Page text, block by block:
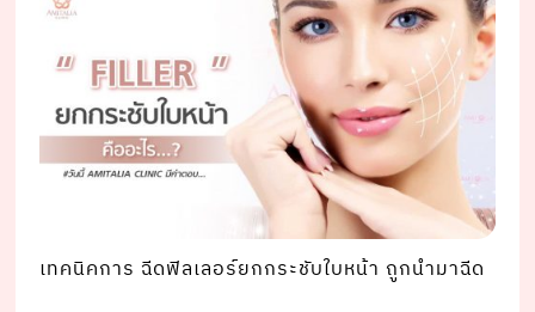
เทคนิคการ ฉีดฟิลเลอร์ยกกระชับใบหน้า ถูกนํามาฉีด